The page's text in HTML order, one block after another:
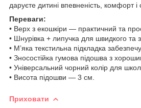
даруєте дитині впевненість, комфорт
Переваги:
• Верх з екошкіри — практичний та
• Шнурівка + липучка для швидкого та
• М’яка текстильна підкладка
• Зносостійка гумова підошва з
• Універсальний чорний колір для
• Висота підошви — 3 см.
Приховати